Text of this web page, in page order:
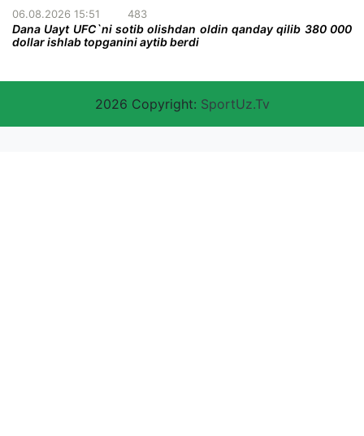
06.08.2026 15:51 483
Dana Uayt UFC`ni sotib olishdan oldin qanday qilib 380 000
dollar ishlab topganini aytib berdi
2026 Copyright: SportUz.Tv